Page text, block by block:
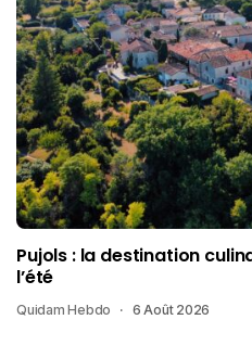
Pujols : la destination
l’été
Quidam Hebdo 6 Août 2026